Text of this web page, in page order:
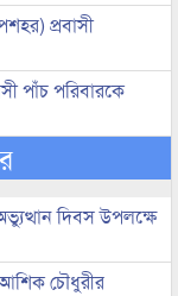
প্রবাসী
পাঁচ পরিবারকে
দিবস উপলক্ষে
চৌধুরীর